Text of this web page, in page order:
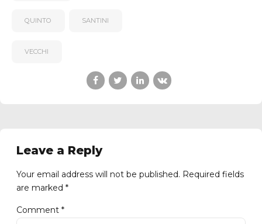
QUINTO SANTINI
VECCHI
Leave a Reply
Your email address will not be published. Required fields
are marked *
Comment *